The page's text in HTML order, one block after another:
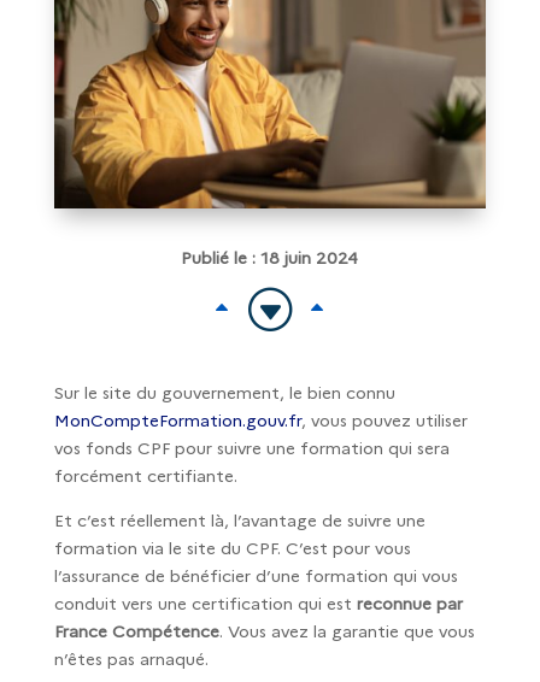
Publié le : 18 juin 2024
B G B
Sur le site du gouvernement, le bien connu
MonCompteFormation.gouv.fr, vous pouvez utiliser
vos fonds CPF pour suivre une formation qui sera
forcément certifiante.
Et c’est réellement là, l’avantage de suivre une
formation via le site du CPF. C’est pour vous
l’assurance de bénéficier d’une formation qui vous
conduit vers une certification qui est reconnue par
France Compétence. Vous avez la garantie que vous
n’êtes pas arnaqué.